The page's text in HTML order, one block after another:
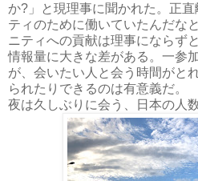
か?」と現理事に聞かれた。正
ティのために働いていたんだな
ニティへの貢献は理事にならず
情報量に大きな差がある。一参
が、会いたい人と会う時間がと
られたりできるのは有意義だ。
夜は久しぶりに会う、日本の人